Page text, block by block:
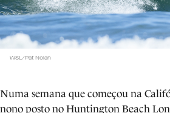
WSL/Pat Nolan
Numa semana que começou na
nono posto no Huntington Beach